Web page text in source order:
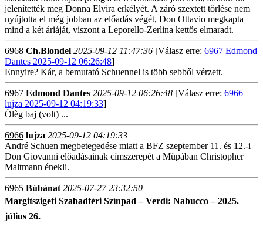
jelenítették meg Donna Elvira erkélyét. A záró szextett törlése nem
nyújtotta el még jobban az előadás végét, Don Ottavio megkapta
mind a két áriáját, viszont a Leporello-Zerlina kettős elmaradt.
6968 Ch.Blondel 2025-09-12 11:47:36 [Válasz erre: 6967 Edmond
Dantes 2025-09-12 06:26:48]
Ennyire? Kár, a bemutató Schuennel is több sebből vérzett.
6967 Edmond Dantes 2025-09-12 06:26:48 [Válasz erre: 6966
lujza 2025-09-12 04:19:33]
Ölèg baj (volt) ...
6966 lujza 2025-09-12 04:19:33
André Schuen megbetegedése miatt a BFZ szeptember 11. és 12.-i
Don Giovanni előadásainak címszerepét a Müpában Christopher
Maltmann énekli.
6965 Búbánat 2025-07-27 23:32:50
Margitszigeti Szabadtéri Színpad – Verdi: Nabucco – 2025.
július 26.